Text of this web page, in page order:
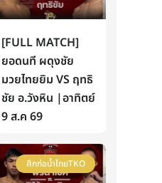
[FULL MATCH]
ยอดนที ผดุงชัย
มวยไทยยิม VS ฤทธิ
ชัย อ.วังหิน |อาทิตย์
9 ส.ค 69
ศึกท่อน้ำไทยTKO